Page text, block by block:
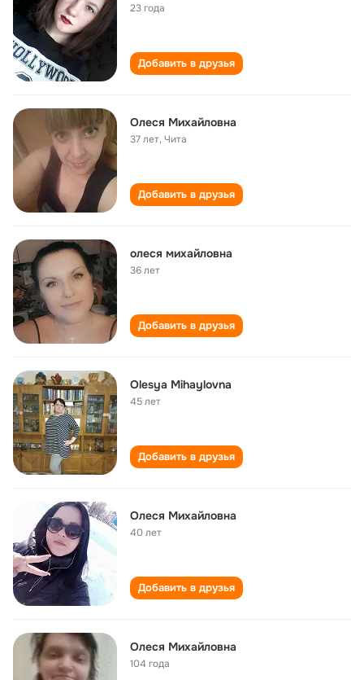
23 года
Добавить в друзья
Олеся Михайловна
37 лет,Чита
Добавить в друзья
олеся михайловна
36 лет
Добавить в друзья
Olesya Mihaylovna
45 лет
Добавить в друзья
Олеся Михайловна
40 лет
Добавить в друзья
Олеся Михайловна
104 года